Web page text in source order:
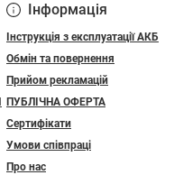
Інформація
Інструкція з експлуатації АКБ
Обмін та повернення
Прийом рекламацій
ПУБЛІЧНА ОФЕРТА
Сертифікати
Умови співпраці
Про нас